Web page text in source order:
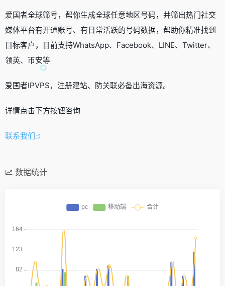
爱国者全球筛号，帮你生成全球任意地区号码，并筛出热门社交
媒体平台有开通账号、有日常活跃的号码数据，帮助你精准找到
目标客户，目前支持WhatsApp、Facebook、LINE、Twitter、
领英、币安等
爱国者IPVPS，注册建站、防关联必备出海资源。
详情点击下方按钮咨询
联系我们
数据统计